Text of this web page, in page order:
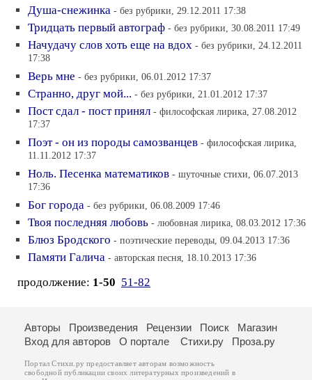
Душа-снежинка - без рубрики, 29.12.2011 17:38
Тридцать первый автограф - без рубрики, 30.08.2011 17:49
Начудачу слов хоть еще на вдох - без рубрики, 24.12.2011
17:38
Верь мне - без рубрики, 06.01.2012 17:37
Странно, друг мой... - без рубрики, 21.01.2012 17:37
Пост сдал - пост принял - философская лирика, 27.08.2012
17:37
Поэт - он из породы самозванцев - философская лирика,
11.11.2012 17:37
Ноль. Песенка математиков - шуточные стихи, 06.07.2013
17:36
Бог города - без рубрики, 06.08.2009 17:46
Твоя последняя любовь - любовная лирика, 08.03.2012 17:36
Блюз Бродского - поэтические переводы, 09.04.2013 17:36
Памяти Галича - авторская песня, 18.10.2013 17:36
продолжение: 1-50 51-82
Авторы Произведения Рецензии Поиск
Магазин
Вход для авторов
О портале Стихи.ру Проза.ру
Портал Стихи.ру предоставляет авторам возможность
свободной публикации своих литературных произведений в